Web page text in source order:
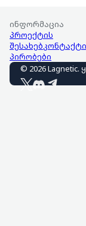
ინფორმაცია
პროექტის
შესახებკონტაქტი
პირობები
© 2026Lagnetic.